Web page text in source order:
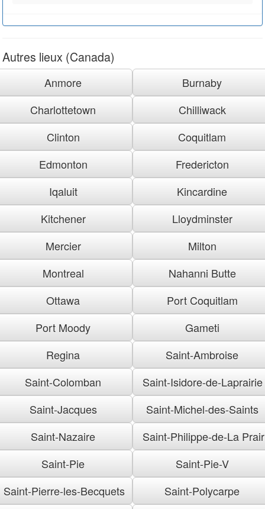
Autres lieux (Canada)
Anmore
Burnaby
Charlottetown
Chilliwack
Clinton
Coquitlam
Edmonton
Fredericton
Iqaluit
Kincardine
Kitchener
Lloydminster
Mercier
Milton
Montreal
Nahanni Butte
Ottawa
Port Coquitlam
Port Moody
Gameti
Regina
Saint-Ambroise
Saint-Colomban
Saint-Isidore-de-Laprairie
Saint-Jacques
Saint-Michel-des-Saints
Saint-Nazaire
Saint-Philippe-de-La
Saint-Pie
Saint-Pie-V
Saint-Pierre-les-Becquets
Saint-Polycarpe